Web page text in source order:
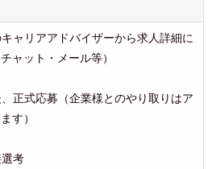
ャリアアドバイザーから求人詳細に
ャット・メール等）
正式応募（企業様とのやり取りはア
す）
考